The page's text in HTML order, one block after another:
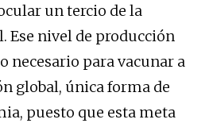
un tercio de la
Ese nivel de producción
necesario para vacunar a
global, única forma de
puesto que esta meta